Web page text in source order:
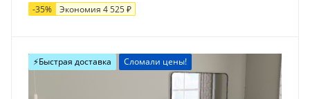
-35% Экономия 4 525₽
Новинка
⚡️Быстрая доставка Сломали цены!